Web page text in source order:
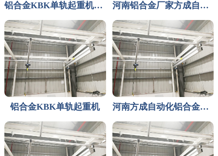
铝合金KBK单轨起重机河南厂家方成自动化 河南铝合金厂家方成自动化设备有限公司
铝合金KBK单轨起重机 河南方成自动化铝合金轨道厂家产品介绍